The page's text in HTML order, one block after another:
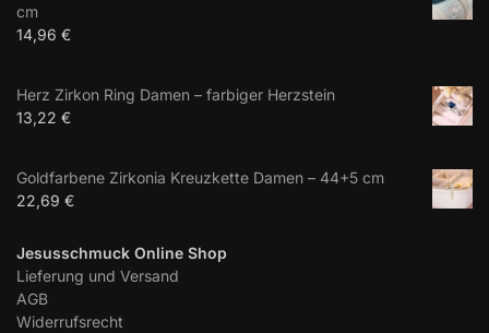
cm
14,96 €
Herz Zirkon Ring Damen – farbiger Herzstein
13,22 €
Goldfarbene Zirkonia Kreuzkette Damen – 44+5 cm
22,69 €
Jesusschmuck Online Shop
Lieferung und Versand
AGB
Widerrufsrecht